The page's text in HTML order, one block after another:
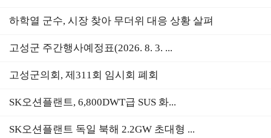
하학열 군수, 시장 찾아 무더위 대응 상황 살펴
고성군 주간행사예정표(2026. 8. 3. ...
고성군의회, 제311회 임시회 폐회
SK오션플랜트, 6,800DWT급 SUS 화...
SK오션플랜트 독일 북해 2.2GW 초대형 ...